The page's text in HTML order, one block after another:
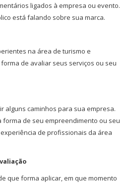
ligados à empresa ou evento.
está falando sobre sua marca.
na área de turismo e
de avaliar seus serviços ou seu
alguns caminhos para sua empresa.
forma de seu empreendimento ou seu
de profissionais da área
que forma aplicar, em que momento